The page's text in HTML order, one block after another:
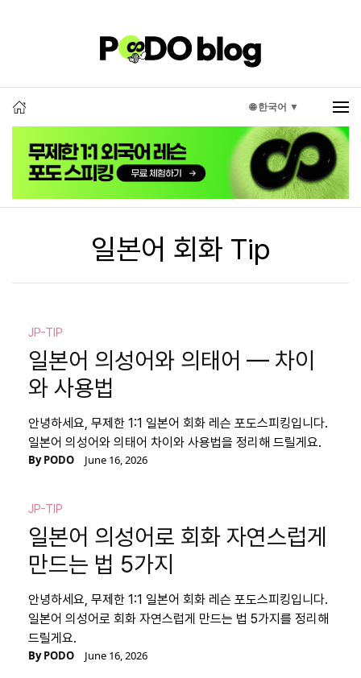
🌐 한국어 ▼
일본어 회화 Tip
JP-TIP
일본어 의성어와 의태어 — 차이
와 사용법
안녕하세요, 무제한 1:1 일본어 회화 레슨 포도스피킹입니다.
일본어 의성어와 의태어 차이와 사용법을 정리해 드릴게요.
ByPODO June 16, 2026
JP-TIP
일본어 의성어로 회화 자연스럽게
만드는 법 5가지
안녕하세요, 무제한 1:1 일본어 회화 레슨 포도스피킹입니다.
일본어 의성어로 회화 자연스럽게 만드는 법 5가지를 정리해
드릴게요.
ByPODO June 16, 2026